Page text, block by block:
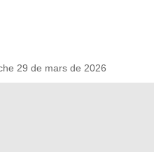
29 de mars de 2026